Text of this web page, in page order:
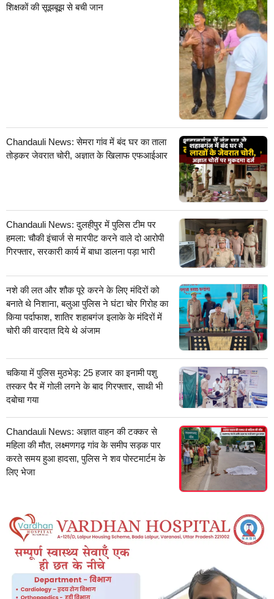
शिक्षकों की सूझबूझ से बची जान
Chandauli News: सेमरा गांव में बंद घर का ताला
तोड़कर जेवरात चोरी, अज्ञात के खिलाफ एफआईआर
Chandauli News: दुलहीपुर में पुलिस टीम पर
हमला: चौकी इंचार्ज से मारपीट करने वाले दो आरोपी
गिरफ्तार, सरकारी कार्य में बाधा डालना पड़ा भारी
नशे की लत और शौक पूरे करने के लिए मंदिरों को
बनाते थे निशाना, बलुआ पुलिस ने घंटा चोर गिरोह का
किया पर्दाफाश, शातिर शहाबगंज इलाके के मंदिरों में
चोरी की वारदात दिये थे अंजाम
चकिया में पुलिस मुठभेड़: 25 हजार का इनामी पशु
तस्कर पैर में गोली लगने के बाद गिरफ्तार, साथी भी
दबोचा गया
Chandauli News: अज्ञात वाहन की टक्कर से
महिला की मौत, लक्ष्मणगढ़ गांव के समीप सड़क पार
करते समय हुआ हादसा, पुलिस ने शव पोस्टमार्टम के
लिए भेजा